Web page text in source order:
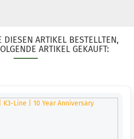
DIESEN ARTIKEL BESTELLTEN,
ARTIKEL GEKAUFT: